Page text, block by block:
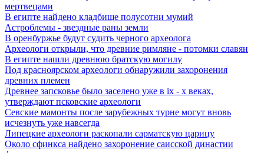
мертвецами
В египте найдено кладбище полусотни мумий
Астроблемы - звездные раны земли
В оренбуржье будут судить черного археолога
Археологи открыли, что древние римляне - потомки славян
В египте нашли древнюю братскую могилу
Под красноярском археологи обнаружили захоронения
древних племен
Древнее запсковье было заселено уже в ix - x веках,
утверждают псковские археологи
Севские мамонты после зарубежных турне могут вновь
исчезнуть уже навсегда
Липецкие археологи раскопали сарматскую царицу
Около сфинкса найдено захоронение саисской династии